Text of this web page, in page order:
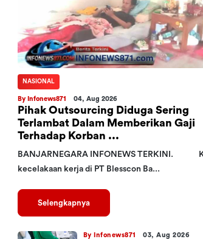
NASIONAL
By Infonews871 04, Aug 2026
Pihak Outsourcing Diduga Sering
Terlambat Dalam Memberikan Gaji
Terhadap Korban ...
BANJARNEGARA INFONEWS TERKINI.
kecelakaan kerja di PT Blesscon Ba...
Selengkapnya
By Infonews871 03, Aug 2026